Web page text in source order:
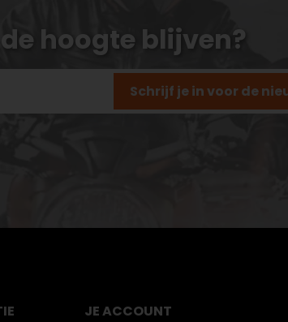
de hoogte blijven?
Schrijf je in voor de
JE ACCOUNT